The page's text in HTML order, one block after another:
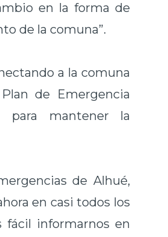
en la forma de
de la comuna”.
a la comuna
de Emergencia
para mantener la
de Alhué,
en casi todos los
fácil informarnos en